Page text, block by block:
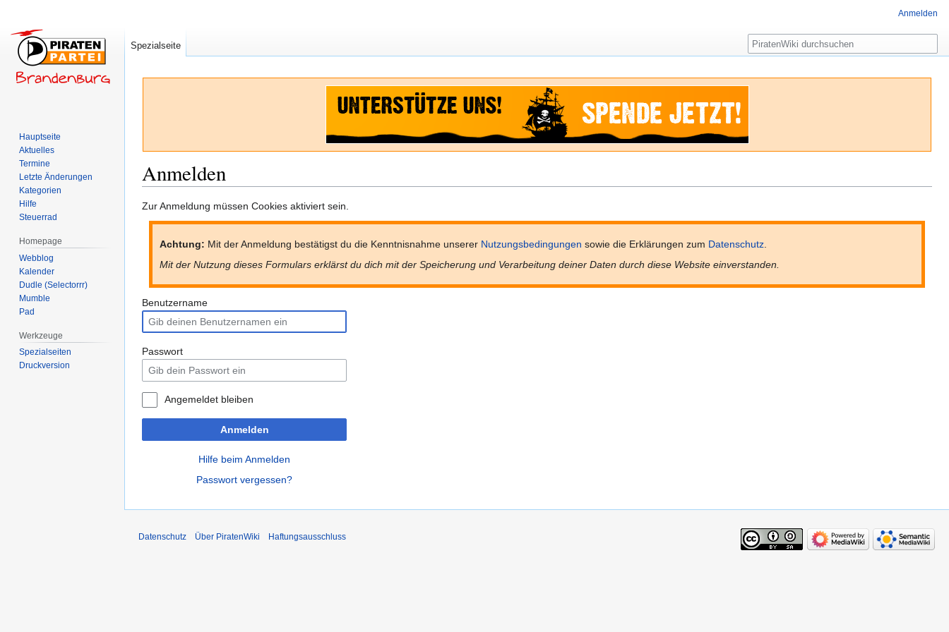
Anmelden
Zur
Navigation
Zur
Suche
Zur Anmeldung müssen Cookies aktiviert sein.
Achtung: Mit der Anmeldung bestätigst du die Kenntnisnahme unserer Nutzungsbedingungen sowie die Erklärungen zum Datenschutz
Mit der Nutzung dieses Formulars erklärst du dich mit der Speicherung und Verarbeitung deiner Daten durch diese Website einverstanden.
Benutzername
Passwort
Angemeldet bleiben
Anmelden
Hilfe beim Anmelden
Passwort vergessen?
Anmelden
Spezialseite Suche
Hauptseite
Aktuelles
Termine
Letzte Änderungen
Kategorien
Hilfe
Steuerrad
Homepage
Webblog
Kalender
Dudle (Selectorrr)
Mumble
Pad
Werkzeuge
Spezialseiten
Druckversion
Datenschutz Über PiratenWiki Haftungsausschluss